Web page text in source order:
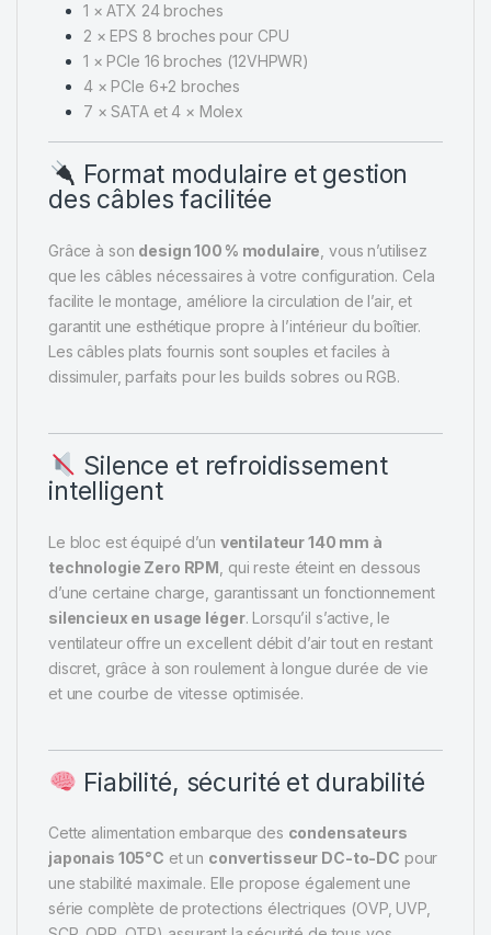
1 × ATX 24 broches
2 × EPS 8 broches pour CPU
1 × PCIe 16 broches (12VHPWR)
4 × PCIe 6+2 broches
7 × SATA et 4 × Molex
Format modulaire et gestion
des câbles facilitée
Grâce à son design 100 % modulaire , vous n’utilisez
que les câbles nécessaires à votre configuration. Cela
facilite le montage, améliore la circulation de l’air, et
garantit une esthétique propre à l’intérieur du boîtier.
Les câbles plats fournis sont souples et faciles à
dissimuler, parfaits pour les builds sobres ou RGB.
Silence et refroidissement
intelligent
Le bloc est équipé d’un ventilateur 140 mm à
technologie Zero RPM , qui reste éteint en dessous
d’une certaine charge, garantissant un fonctionnement
silencieux en usage léger. Lorsqu’il s’active, le
ventilateur offre un excellent débit d’air tout en restant
discret, grâce à son roulement à longue durée de vie
et une courbe de vitesse optimisée.
Fiabilité, sécurité et durabilité
Cette alimentation embarque des condensateurs
japonais 105°C et un convertisseur DC-to-DC pour
une stabilité maximale. Elle propose également une
série complète de protections électriques (OVP, UVP,